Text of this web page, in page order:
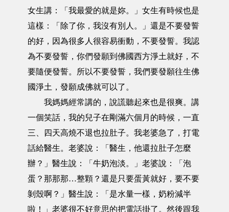
女生講：「我最愛的就是妳。」女生有時候也是
這樣：「除了你，我沒有別人。」還是不要發誓
的好，因為很多人很容易衝動，不要發誓。我認
為不要發誓，你們發願到佛國西方淨土就好，不
要隨便發誓。所以不要發誓，我們要發願往生佛
國淨土，發願成佛就可以了。
我媽媽經常講的，說謊聽起來也是很爽。講
一個笑話，我的兒子在剛滿六個月的時候，一直
三、四天高燒不退也拉肚子。我老婆急了，打電
話給醫生。老婆說：「醫生，他還拉肚子怎麼
辦？」醫生說：「牛奶泡淡。」老婆說：「泡
蛋？那那那…整顆？還是只要蛋黃就好，要不要
剝殼啊？」醫生說：「是水量一樣，奶粉減半
啦！」老婆很不好意思的把電話掛了。然後跟我